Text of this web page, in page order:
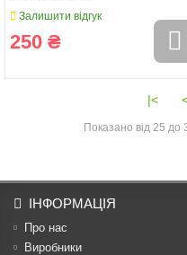
Залишити відгук
250 ₴
|<
Показано від 25 до
ІНФОРМАЦІЯ
Про нас
Виробники